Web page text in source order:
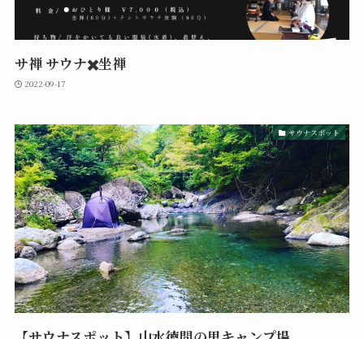
サ禅 サウナ✖️坐禅
2022-09-17
サウナスポット